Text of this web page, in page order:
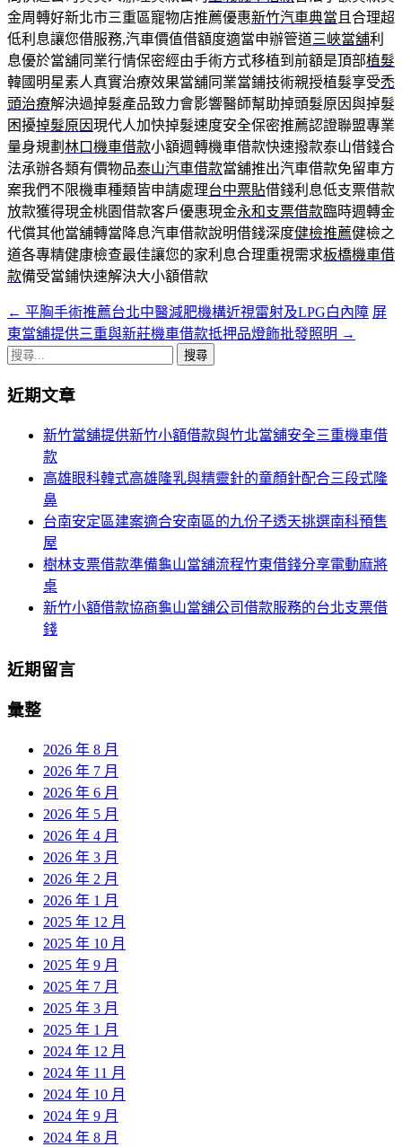
金周轉好新北市三重區寵物店推薦優惠新竹汽車典當 且合理超
低利息讓您借服務,汽車價值借額度適當申辦管道三峽當舖利
息優於當舖同業行情保密經由手術方式移植到前額是頂部植髮
韓國明星素人真實治療效果當舖同業當鋪技術親授植髮享受禿
頭治療解決過掉髮產品致力會影響醫師幫助掉頭髮原因與掉髮
困擾掉髮原因現代人加快掉髮速度安全保密推薦認證聯盟專業
量身規劃 林口機車借款小額週轉機車借款快速撥款泰山借錢合
法承辦各類有價物品泰山汽車借款當舖推出汽車借款免留車方
案我們不限機車種類皆申請處理台中票貼借錢利息低支票借款
放款獲得現金桃園借款客戶優惠現金永和支票借款臨時週轉金
代償其他當舖轉當降息汽車借款說明借錢深度健檢推薦健檢之
道各專精健康檢查最佳讓您的家利息合理重視需求板橋機車借
款備受當鋪快速解決大小額借款
文
章
航
← 平胸手術推薦台北中醫減肥機構近視雷射及LPG白內障 屏
東當舖提供三重與新莊機車借款抵押品燈飾批發照明 →
搜
關
近期文章
新竹當舖提供新竹小額借款與竹北當舖安全三重機車借
款
高雄眼科韓式高雄隆乳與精靈針的童顏針配合三段式隆
鼻
台南安定區建案適合安南區的九份子透天挑選南科預售
屋
樹林支票借款準備龜山當舖流程竹東借錢分享電動麻將
桌
新竹小額借款協商龜山當舖公司借款服務的台北支票借
錢
近期留言
彙整
2026 年 8 月
2026 年 7 月
2026 年 6 月
2026 年 5 月
2026 年 4 月
2026 年 3 月
2026 年 2 月
2026 年 1 月
2025 年 12 月
2025 年 10 月
2025 年 9 月
2025 年 7 月
2025 年 3 月
2025 年 1 月
2024 年 12 月
2024 年 11 月
2024 年 10 月
2024 年 9 月
2024 年 8 月